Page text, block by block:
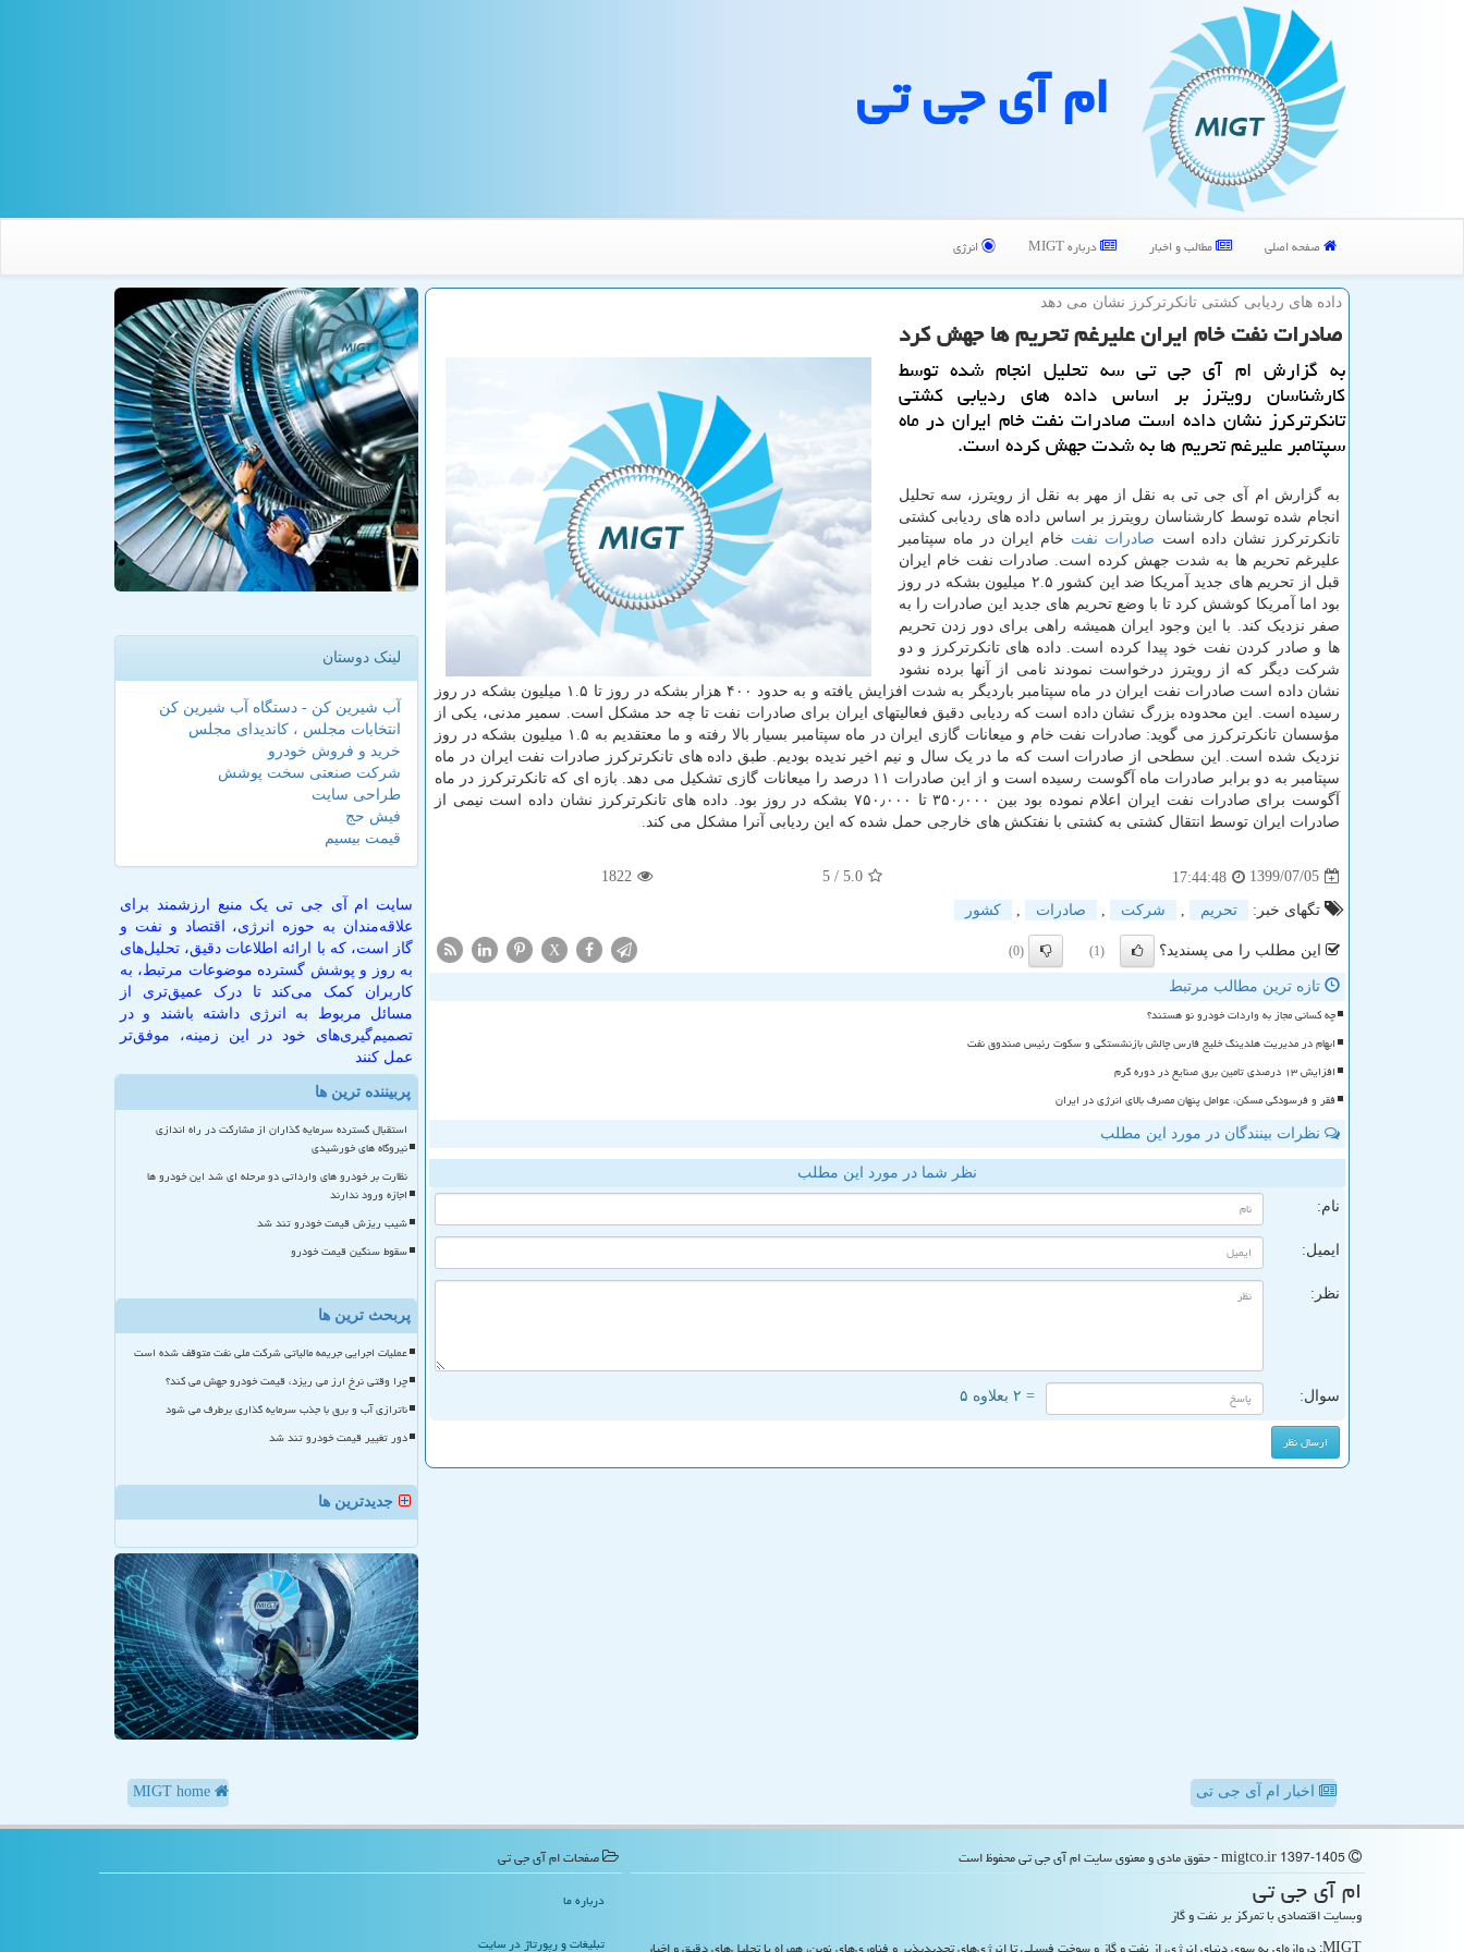
ام آی جی تی
صفحه اصلی مطالب و اخبار درباره MIGT انرژی
داده های ردیابی كشتی تانكرتركرز نشان می دهد
صادرات نفت خام ایران علیرغم تحریم ها جهش كرد
به گزارش ام آی جی تی سه تحلیل انجام شده توسط
كارشناسان رویترز بر اساس داده های ردیابی كشتی
تانكرتركرز نشان داده است صادرات نفت خام ایران در ماه
سپتامبر علیرغم تحریم ها به شدت جهش كرده است.
به گزارش ام آی جی تی به نقل از مهر به نقل از رویترز، سه تحلیل
انجام شده توسط کارشناسان رویترز بر اساس داده های ردیابی کشتی
تانکرترکرز نشان داده است صادرات نفت خام ایران در ماه سپتامبر
علیرغم تحریم ها به شدت جهش کرده است. صادرات نفت خام ایران
قبل از تحریم های جدید آمریکا ضد این کشور ۲.۵ میلیون بشکه در روز
بود اما آمریکا کوشش کرد تا با وضع تحریم های جدید این صادرات را به
صفر نزدیک کند. با این وجود ایران همیشه راهی برای دور زدن تحریم
ها و صادر کردن نفت خود پیدا کرده است. داده های تانکرترکرز و دو
شرکت دیگر که از رویترز درخواست نمودند نامی از آنها برده نشود
نشان داده است صادرات نفت ایران در ماه سپتامبر باردیگر به شدت افزایش یافته و به حدود ۴۰۰ هزار بشکه در روز تا ۱.۵ میلیون بشکه در روز
رسیده است. این محدوده بزرگ نشان داده است که ردیابی دقیق فعالیتهای ایران برای صادرات نفت تا چه حد مشکل است. سمیر مدنی، یکی از
مؤسسان تانکرترکرز می گوید: صادرات نفت خام و میعانات گازی ایران در ماه سپتامبر بسیار بالا رفته و ما معتقدیم به ۱.۵ میلیون بشکه در روز
نزدیک شده است. این سطحی از صادرات است که ما در یک سال و نیم اخیر ندیده بودیم. طبق داده های تانکرترکرز صادرات نفت ایران در ماه
سپتامبر به دو برابر صادرات ماه آگوست رسیده است و از این صادرات ۱۱ درصد را میعانات گازی تشکیل می دهد. بازه ای که تانکرترکرز در ماه
آگوست برای صادرات نفت ایران اعلام نموده بود بین ۳۵۰٫۰۰۰ تا ۷۵۰٫۰۰۰ بشکه در روز بود. داده های تانکرترکرز نشان داده است نیمی از
صادرات ایران توسط انتقال کشتی به کشتی با نفتکش های خارجی حمل شده که این ردیابی آنرا مشکل می کند.
1399/07/05
17:44:48
5.0
/ 5
1822
تگهای خبر: تحریم شركت صادرات كشور
این مطلب را می پسندید؟ (1)
(0)
X
تازه ترین مطالب مرتبط
چه کسانی مجاز به واردات خودرو نو هستند؟
ابهام در مدیریت هلدینگ خلیج فارس چالش بازنشستگی و سکوت رئیس صندوق نفت
افزایش ۱۳ درصدی تامین برق صنایع در دوره گرم
فقر و فرسودگی مسکن، عوامل پنهان مصرف بالای انرژی در ایران
نظرات بینندگان در مورد این مطلب
نظر شما در مورد این مطلب
نام:
ایمیل:
نظر:
سوال: = ۲ بعلاوه ۵
لینک دوستان
آب شیرین کن - دستگاه آب شیرین کن
انتخابات مجلس ، کاندیدای مجلس
خرید و فروش خودرو
شرکت صنعتی سخت پوشش
طراحی سایت
فیش حج
قیمت بیسیم
سایت ام آی جی تی یک منبع ارزشمند برای
علاقه‌مندان به حوزه انرژی، اقتصاد و نفت و
گاز است، که با ارائه اطلاعات دقیق، تحلیل‌های
به روز و پوشش گسترده موضوعات مرتبط، به
کاربران کمک می‌کند تا درک عمیق‌تری از
مسائل مربوط به انرژی داشته باشند و در
تصمیم‌گیری‌های خود در این زمینه، موفق‌تر
عمل کنند
پربیننده ترین ها
استقبال گسترده سرمایه گذاران از مشارکت در راه اندازی
نیروگاه های خورشیدی
نظارت بر خودرو های وارداتی دو مرحله ای شد این خودرو ها
اجازه ورود ندارند
شیب ریزش قیمت خودرو تند شد
سقوط سنگین قیمت خودرو
پربحث ترین ها
عملیات اجرایی جریمه مالیاتی شرکت ملی نفت متوقف شده است
چرا وقتی نرخ ارز می ریزد، قیمت خودرو جهش می کند؟
ناترازی آب و برق با جذب سرمایه گذاری برطرف می شود
دور تغییر قیمت خودرو تند شد
جدیدترین ها
اخبار ام آی جی تی
ام آی جی تی
وبسایت اقتصادی با تمرکز بر نفت و گاز
صفحات ام آی جی تی
درباره ما
تبلیغات و رپورتاژ در سایت